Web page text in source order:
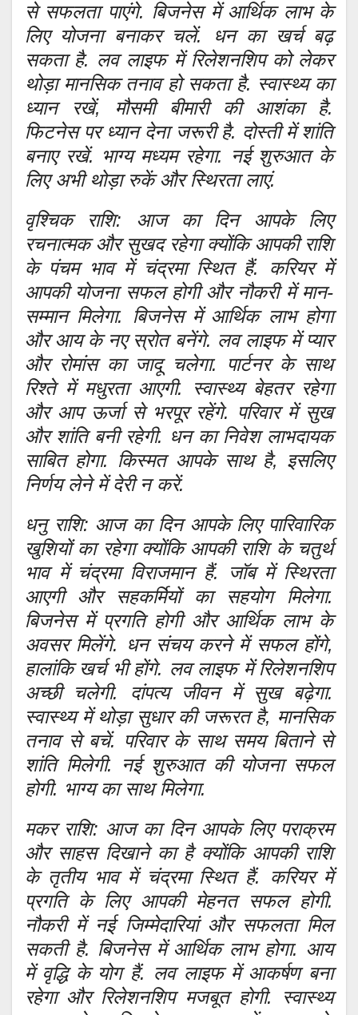
से सफलता पाएंगे. बिजनेस में आर्थिक लाभ के
लिए योजना बनाकर चलें. धन का खर्च बढ़
सकता है. लव लाइफ में रिलेशनशिप को लेकर
थोड़ा मानसिक तनाव हो सकता है. स्वास्थ्य का
ध्यान रखें, मौसमी बीमारी की आशंका है.
फिटनेस पर ध्यान देना जरूरी है. दोस्ती में शांति
बनाए रखें. भाग्य मध्यम रहेगा. नई शुरुआत के
लिए अभी थोड़ा रुकें और स्थिरता लाएं.
वृश्चिक राशि: आज का दिन आपके लिए
रचनात्मक और सुखद रहेगा क्योंकि आपकी राशि
के पंचम भाव में चंद्रमा स्थित हैं. करियर में
आपकी योजना सफल होगी और नौकरी में मान-
सम्मान मिलेगा. बिजनेस में आर्थिक लाभ होगा
और आय के नए स्रोत बनेंगे. लव लाइफ में प्यार
और रोमांस का जादू चलेगा. पार्टनर के साथ
रिश्ते में मधुरता आएगी. स्वास्थ्य बेहतर रहेगा
और आप ऊर्जा से भरपूर रहेंगे. परिवार में सुख
और शांति बनी रहेगी. धन का निवेश लाभदायक
साबित होगा. किस्मत आपके साथ है, इसलिए
निर्णय लेने में देरी न करें.
धनु राशि: आज का दिन आपके लिए पारिवारिक
खुशियों का रहेगा क्योंकि आपकी राशि के चतुर्थ
भाव में चंद्रमा विराजमान हैं. जॉब में स्थिरता
आएगी और सहकर्मियों का सहयोग मिलेगा.
बिजनेस में प्रगति होगी और आर्थिक लाभ के
अवसर मिलेंगे. धन संचय करने में सफल होंगे,
हालांकि खर्च भी होंगे. लव लाइफ में रिलेशनशिप
अच्छी चलेगी. दांपत्य जीवन में सुख बढ़ेगा.
स्वास्थ्य में थोड़ा सुधार की जरूरत है, मानसिक
तनाव से बचें. परिवार के साथ समय बिताने से
शांति मिलेगी. नई शुरुआत की योजना सफल
होगी. भाग्य का साथ मिलेगा.
मकर राशि: आज का दिन आपके लिए पराक्रम
और साहस दिखाने का है क्योंकि आपकी राशि
के तृतीय भाव में चंद्रमा स्थित हैं. करियर में
प्रगति के लिए आपकी मेहनत सफल होगी.
नौकरी में नई जिम्मेदारियां और सफलता मिल
सकती है. बिजनेस में आर्थिक लाभ होगा. आय
में वृद्धि के योग हैं. लव लाइफ में आकर्षण बना
रहेगा और रिलेशनशिप मजबूत होगी. स्वास्थ्य